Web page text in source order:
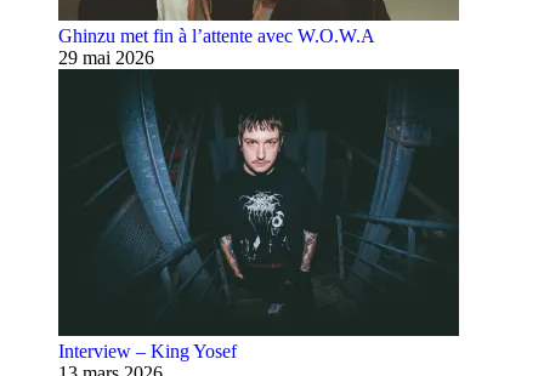
Ghinzu met fin à l’attente avec W.O.W.A
29 mai 2026
Interview – King Yosef